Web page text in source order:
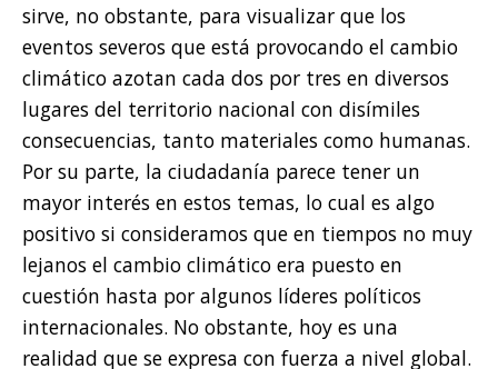
sirve, no obstante, para visualizar que los
eventos severos que está provocando el cambio
climático azotan cada dos por tres en diversos
lugares del territorio nacional con disímiles
consecuencias, tanto materiales como humanas.
Por su parte, la ciudadanía parece tener un
mayor interés en estos temas, lo cual es algo
positivo si consideramos que en tiempos no muy
lejanos el cambio climático era puesto en
cuestión hasta por algunos líderes políticos
internacionales. No obstante, hoy es una
realidad que se expresa con fuerza a nivel global.